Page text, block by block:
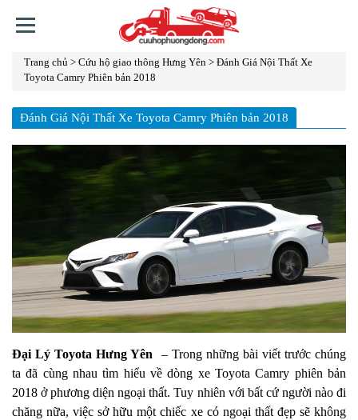
TRANG
CHỦ
GIỚI
DỊCH
SỰ
LINH
KIỆN
TƯ
VẤN
GARA
Trang chủ > Cứu hộ giao thông Hưng Yên > Đánh Giá Nội Thất Xe
Toyota Camry Phiên bản 2018
Đánh Giá Nội Thất Xe Toyota Camry Phiên bản 2018
Đại Lý Toyota Hưng Yên – Trong những bài viết trước chúng
ta đã cùng nhau tìm hiểu về dòng xe Toyota Camry phiên bản
2018 ở phương diện ngoại thất. Tuy nhiên với bất cứ người nào đi
chăng nữa, việc sở hữu một chiếc xe có ngoại thất đẹp sẽ không